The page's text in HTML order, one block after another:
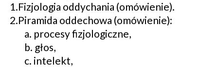
1.Fizjologia oddychania (omówienie).
2.Piramida oddechowa (omówienie):
a. procesy fizjologiczne,
b. głos,
c. intelekt,